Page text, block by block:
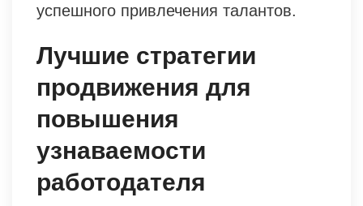
успешного привлечения талантов.
Лучшие стратегии
продвижения для
повышения
узнаваемости
работодателя